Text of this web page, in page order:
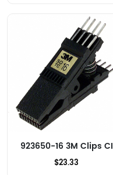
923650-16 3M Clips CI
$23.33